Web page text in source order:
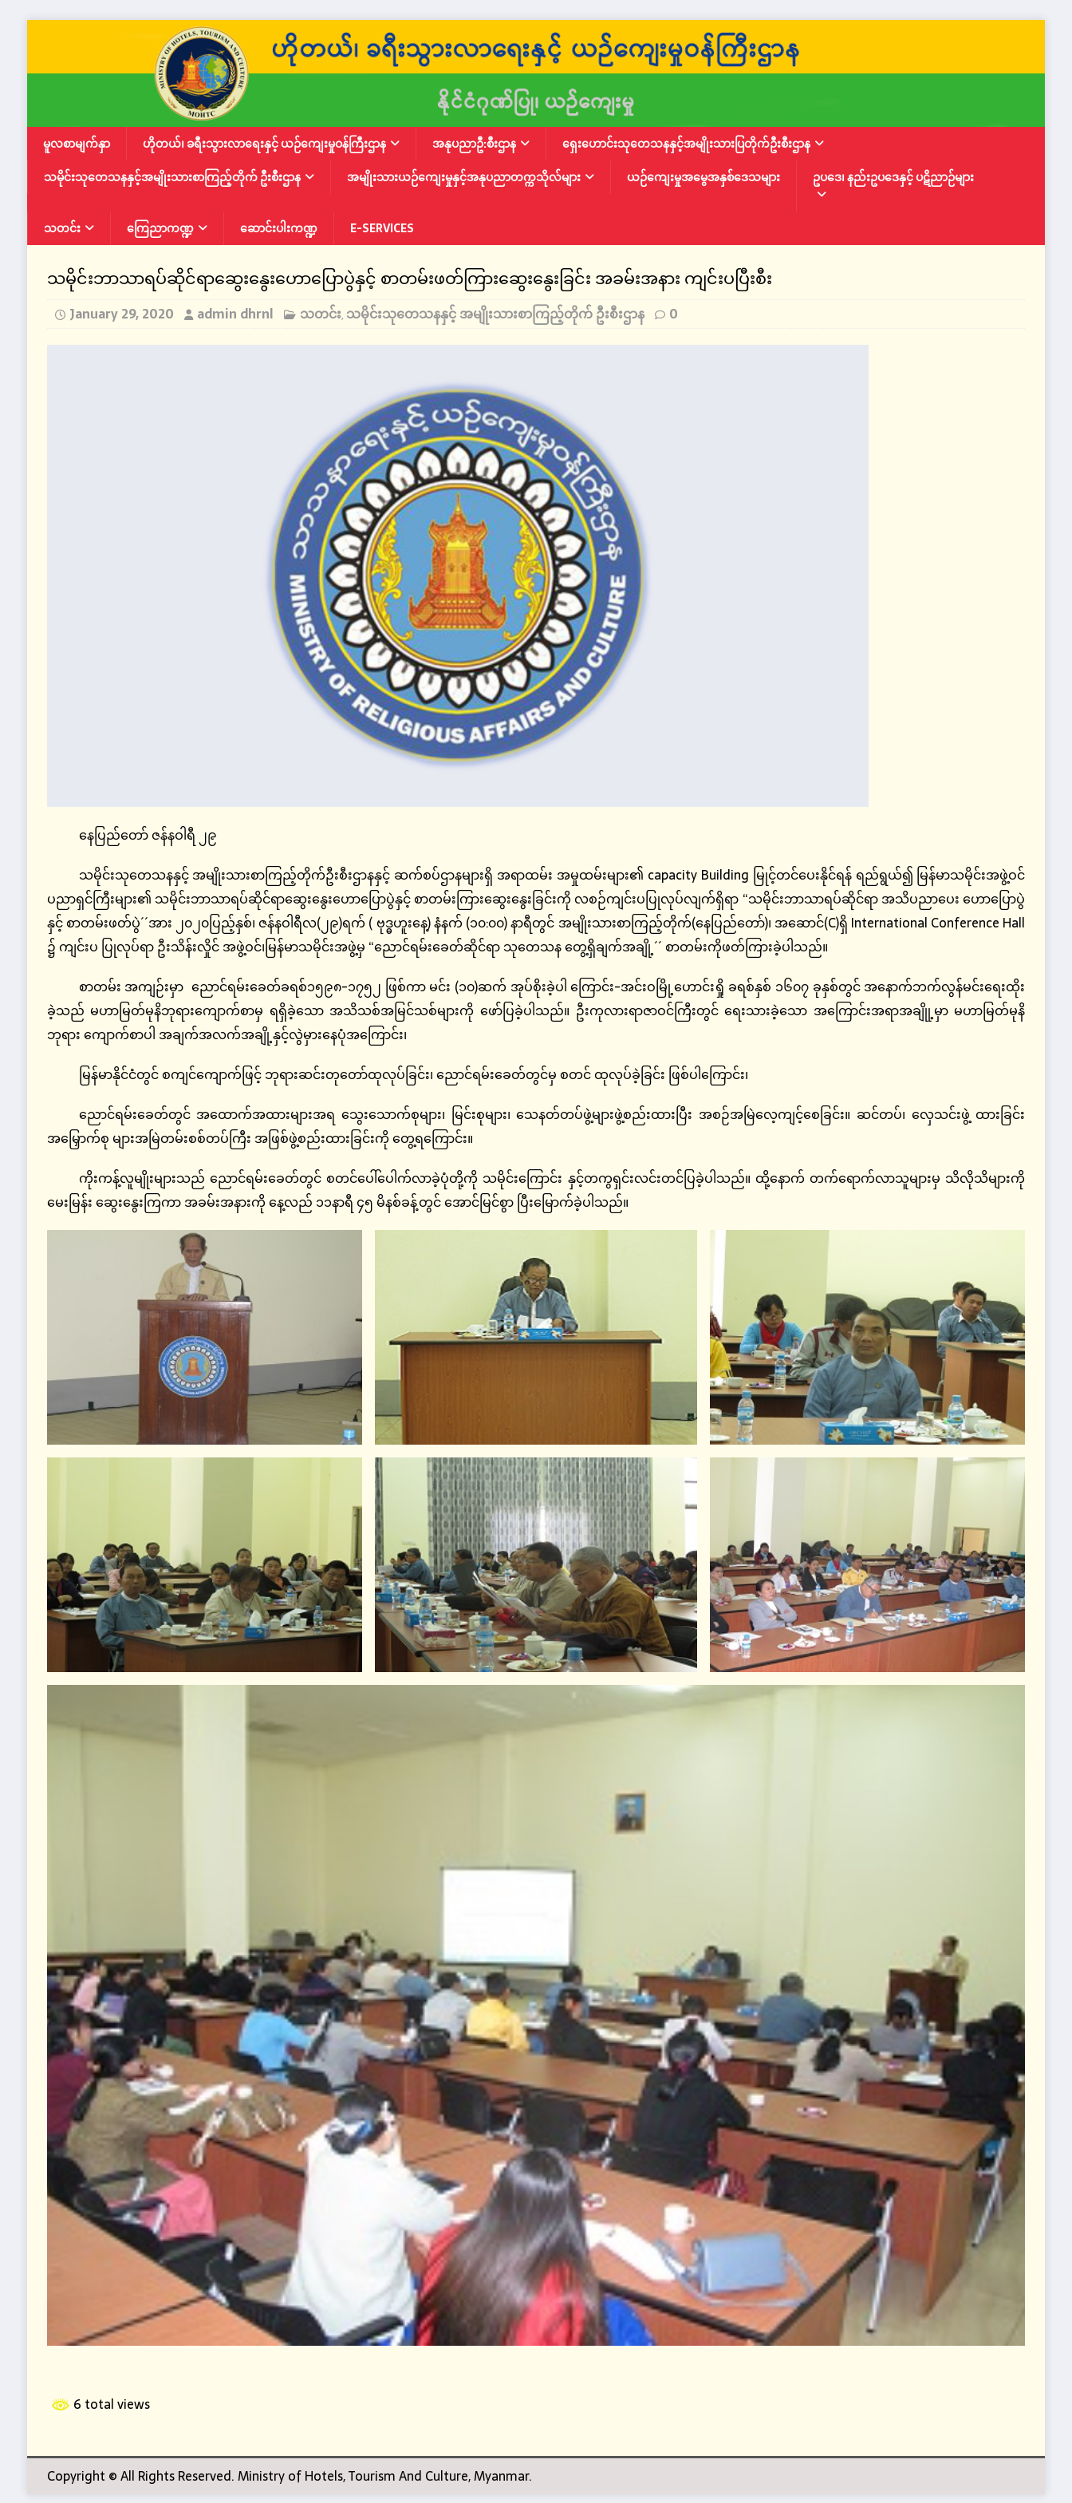
မူလစာမျက်နှာ ဟိုတယ်၊ ခရီးသွားလာရေးနှင့် ယဉ်ကျေးမှုဝန်ကြီးဌာန အနုပညာဦ:စီးဌာန
ရှေးဟောင်းသုတေသနနှင့်အမျိုးသားပြတိုက်ဦးစီးဌာန
သမိုင်းသုတေသနနှင့်အမျိုးသားစာကြည့်တိုက် ဦးစီးဌာန
အမျိုးသားယဉ်ကျေးမှုနှင့်အနုပညာတက္ကသိုလ်များ ယဉ်ကျေးမှုအမွေအနှစ်ဒေသများ ဥပဒေ၊ နည်းဥပဒေနှင့် ပဋိညာဉ်များ
သတင်း ကြေညာကဏ္ဍ ဆောင်းပါးကဏ္ဍ E-SERVICES
သမိုင်းဘာသာရပ်ဆိုင်ရာဆွေးနွေးဟောပြောပွဲနှင့် စာတမ်းဖတ်ကြားဆွေးနွေးခြင်း အခမ်းအနား ကျင်းပပြီးစီး
January 29, 2020 admin dhrnl သတင်း, သမိုင်းသုတေသနနှင့် အမျိုးသားစာကြည့်တိုက် ဦးစီးဌာန 0
နေပြည်တော် ဇန်နဝါရီ ၂၉
သမိုင်းသုတေသနနှင့် အမျိုးသားစာကြည့်တိုက်ဦးစီးဌာနနှင့် ဆက်စပ်ဌာနများရှိ အရာထမ်း အမှုထမ်းများ၏ capacity Building မြုင့်တင်ပေးနိုင်ရန် ရည်ရွယ်၍ မြန်မာသမိုင်းအဖွဲ့ဝင်
ပညာရှင်ကြီးများ၏ သမိုင်းဘာသာရပ်ဆိုင်ရာဆွေးနွေးဟောပြောပွဲနှင့် စာတမ်းကြားဆွေးနွေးခြင်းကို လစဉ်ကျင်းပပြုလုပ်လျက်ရှိရာ “သမိုင်းဘာသာရပ်ဆိုင်ရာ အသိပညာပေး ဟောပြောပွဲ
နှင့် စာတမ်းဖတ်ပွဲ´´အား ၂၀၂၀ပြည့်နှစ်၊ ဇန်နဝါရီလ(၂၉)ရက် ( ဗုဒ္ဓဟူးနေ့) နံနက် (၁၀:၀၀) နာရီတွင် အမျိုးသားစာကြည့်တိုက်(နေပြည်တော်)၊ အဆောင်(C)ရှိ International Conference Hall
၌ ကျင်းပ ပြုလုပ်ရာ ဦးသိန်းလှိုင် အဖွဲ့ဝင်၊မြန်မာသမိုင်းအဖွဲ့မှ “ညောင်ရမ်းခေတ်ဆိုင်ရာ သုတေသန တွေ့ရှိချက်အချို့´´ စာတမ်းကိုဖတ်ကြားခဲ့ပါသည်။
စာတမ်း အကျဉ်းမှာ ညောင်ရမ်းခေတ်ခရစ်၁၅၉၈-၁၇၅၂ ဖြစ်ကာ မင်း (၁၀)ဆက် အုပ်စိုးခဲ့ပါ ကြောင်း-အင်းဝမြို့ဟောင်းရှို ခရစ်နှစ် ၁၆၀၇ ခုနှစ်တွင် အနောက်ဘက်လွန်မင်းရေးထိုး
ခဲ့သည် မဟာမြတ်မုနိဘုရားကျောက်စာမှ ရရှိခဲ့သော အသိသစ်အမြင်သစ်များကို ဖော်ပြခဲ့ပါသည်။ ဦးကုလားရာဇာဝင်ကြီးတွင် ရေးသားခဲ့သော အကြောင်းအရာအချိုု့မှာ မဟာမြတ်မုနိ
ဘုရား ကျောက်စာပါ အချက်အလက်အချို့နှင့်လွဲမှားနေပုံအကြောင်း၊
မြန်မာနိုင်ငံတွင် စကျင်ကျောက်ဖြင့် ဘုရားဆင်းတုတော်ထုလုပ်ခြင်း၊ ညောင်ရမ်းခေတ်တွင်မှ စတင် ထုလုပ်ခဲ့ခြင်း ဖြစ်ပါကြောင်း၊
ညောင်ရမ်းခေတ်တွင် အထောက်အထားများအရ သွေးသောက်စုများ၊ မြင်းစုများ၊ သေနတ်တပ်ဖွဲ့များဖွဲ့စည်းထားပြီး အစဉ်အမြဲလေ့ကျင့်စေခြင်း။ ဆင်တပ်၊ လှေသင်းဖွဲ့ ထားခြင်း
အမြှောက်စု များအမြဲတမ်းစစ်တပ်ကြီး အဖြစ်ဖွဲ့စည်းထားခြင်းကို တွေ့ရကြောင်း။
ကိုးကန့်လူမျိုးများသည် ညောင်ရမ်းခေတ်တွင် စတင်ပေါ်ပေါက်လာခဲ့ပုံတို့ကို သမိုင်းကြောင်း နှင့်တကွရှင်းလင်းတင်ပြခဲ့ပါသည်။ ထို့နောက် တက်ရောက်လာသူများမှ သိလိုသိများကို
မေးမြန်း ဆွေးနွေးကြကာ အခမ်းအနားကို နေ့လည် ၁၁နာရီ ၄၅ မိနစ်ခန့်တွင် အောင်မြင်စွာ ပြီးမြောက်ခဲ့ပါသည်။
6 total views
Copyright © All Rights Reserved. Ministry of Hotels, Tourism And Culture, Myanmar.